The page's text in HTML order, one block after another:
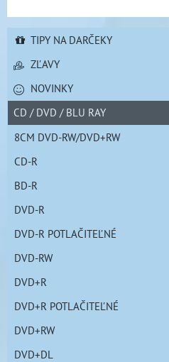
TIPY NA DARČEKY
ZĽAVY
NOVINKY
CD / DVD / BLU RAY
8CM DVD-RW/DVD+RW
CD-R
BD-R
DVD-R
DVD-R POTLAČITEĽNÉ
DVD-RW
DVD+R
DVD+R POTLAČITEĽNÉ
DVD+RW
DVD+DL